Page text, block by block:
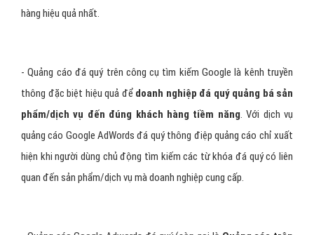
hàng hiệu quả nhất.
- Quảng cáo đá quý trên công cụ tìm kiếm Google là kênh truyền
thông đặc biệt hiệu quả để doanh nghiệp đá quý quảng bá sản
phẩm/dịch vụ đến đúng khách hàng tiềm năng. Với dịch vụ
quảng cáo Google AdWords đá quý thông điệp quảng cáo chỉ xuất
hiện khi người dùng chủ động tìm kiếm các từ khóa đá quý có liên
quan đến sản phẩm/dịch vụ mà doanh nghiệp cung cấp.